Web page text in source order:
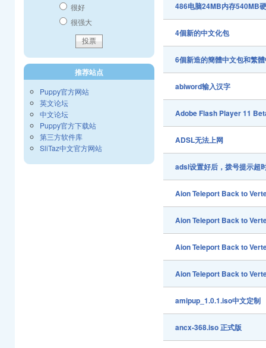
486电脑24MB内存540MB
4個新的中文化包
6個新造的簡體中文包和繁
abiword输入汉字
Adobe Flash Player 11
ADSL无法上网
adsl设置好后，拨号提示超
Aion Teleport Back to
Aion Teleport Back to
Aion Teleport Back to
Aion Teleport Back to
amipup_1.0.1.iso中文定制
ancx-368.iso 正式版
很好
很强大
推荐站点
Puppy官方网站
英文论坛
中文论坛
Puppy官方下载站
第三方软件库
SliTaz中文官方网站